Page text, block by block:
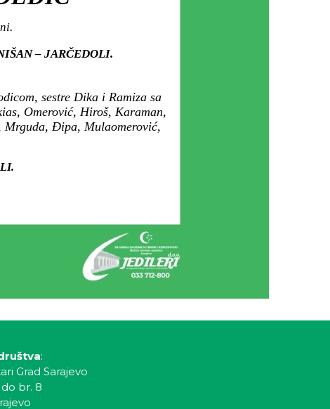
– JARČEDOLI.
sestre Dika i Ramiza sa
Omerović, Hiroš, Karaman,
Mrguda, Đipa, Mulaomerović,
:
Grad Sarajevo
br. 8